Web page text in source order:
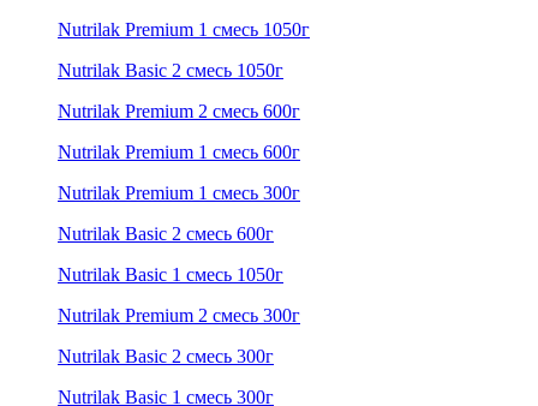
Nutrilak Premium 1 смесь 1050г
Nutrilak Basic 2 смесь 1050г
Nutrilak Premium 2 смесь 600г
Nutrilak Premium 1 смесь 600г
Nutrilak Premium 1 смесь 300г
Nutrilak Basic 2 смесь 600г
Nutrilak Basic 1 смесь 1050г
Nutrilak Premium 2 смесь 300г
Nutrilak Basic 2 смесь 300г
Nutrilak Basic 1 смесь 300г